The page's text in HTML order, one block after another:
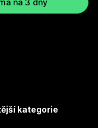
na 3 dny
kategorie